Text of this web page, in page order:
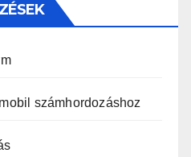
számhordozáshoz